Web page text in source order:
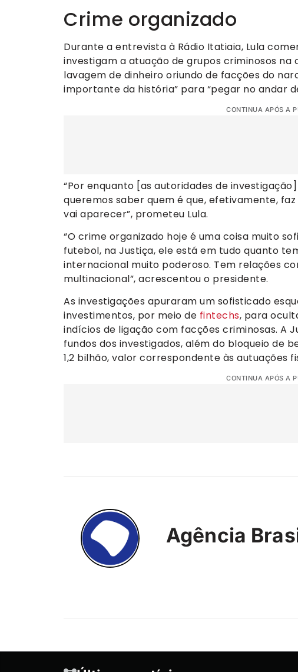
Crime organizado
Durante a entrevista à Rádio Itatiaia, Lula
investigam a atuação de grupos criminosos
lavagem de dinheiro oriundo de facções do
importante da história” para “pegar no andar
CONTINUA APÓS A
“Por enquanto [as autoridades de
queremos saber quem é que, efetivamente,
vai aparecer”, prometeu Lula.
“O crime organizado hoje é uma coisa muito
futebol, na Justiça, ele está em tudo quanto
internacional muito poderoso. Tem relações
multinacional”, acrescentou o presidente.
As investigações apuraram um sofisticado
investimentos, por meio de fintechs, para
indícios de ligação com facções criminosas. A
fundos dos investigados, além do bloqueio de
1,2 bilhão, valor correspondente às autuações
CONTINUA APÓS A
Agência